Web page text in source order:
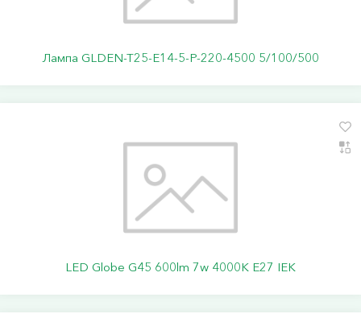
Лампа GLDEN-T25-E14-5-P-220-4500 5/100/500
LED Globe G45 600lm 7w 4000K E27 IEK